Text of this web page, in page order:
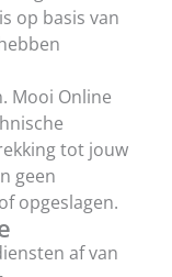
op basis van
Mooi Online
tot jouw
geen
opgeslagen.
af van